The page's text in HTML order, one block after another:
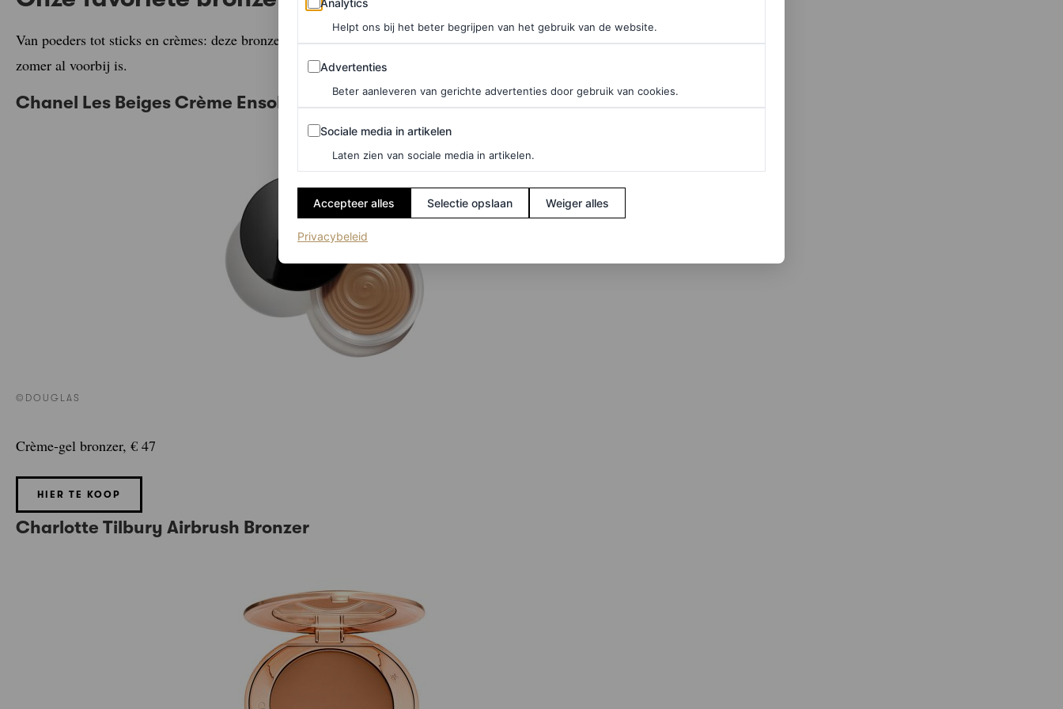
Van poeders tot sticks en crèmes: deze bronzers geven je gegarandeerd een stralendeglow– ook nu als de
zomer al voorbij is.
Chanel Les Beiges Crème Ensoleillée
©DOUGLAS
Crème-gel bronzer, € 47
HIER TE KOOP
Charlotte Tilbury Airbrush Bronzer
Helpt ons bij het beter begrijpen van het gebruik van de website.
Advertenties
Advertenties
Beter aanleveren van gerichte advertenties door gebruik van cookies.
Sociale media in artikelen
Sociale media in artikelen
Laten zien van sociale media in artikelen.
Accepteer alles Selectie opslaan Weiger alles
Privacybeleid